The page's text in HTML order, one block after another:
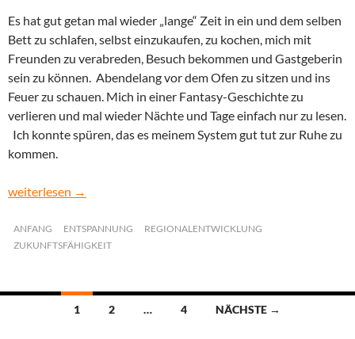
Es hat gut getan mal wieder „lange“ Zeit in ein und dem selben
Bett zu schlafen, selbst einzukaufen, zu kochen, mich mit
Freunden zu verabreden, Besuch bekommen und Gastgeberin
sein zu können. Abendelang vor dem Ofen zu sitzen und ins
Feuer zu schauen. Mich in einer Fantasy-Geschichte zu
verlieren und mal wieder Nächte und Tage einfach nur zu lesen.
Ich konnte spüren, das es meinem System gut tut zur Ruhe zu
kommen.
On the Train again
weiterlesen →
ANFANG ENTSPANNUNG
REGIONALENTWICKLUNG
ZUKUNFTSFÄHIGKEIT
Beitragsnavigation
1 2 … 4 NÄCHSTE →